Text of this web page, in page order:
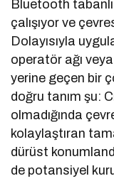
Bluetooth
çalışıyor ve
Dolayısıyla
operatör ağı
yerine geçen bir
doğru tanım şu:
olmadığında
kolaylaştıran
dürüst
de potansiyel